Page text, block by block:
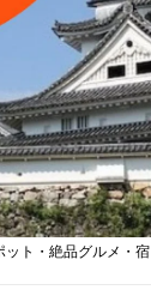
ット・絶品グルメ・